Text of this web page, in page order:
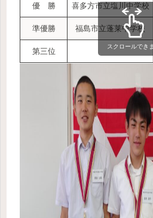
優 勝 喜多方市立塩川中学校
準優勝 福島市立蓬莱中学校
第三位 スクロールでき